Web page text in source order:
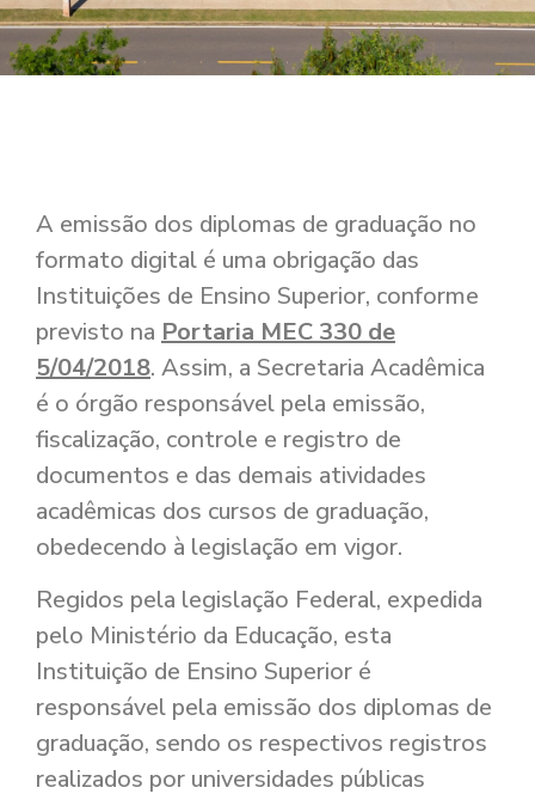
A emissão dos diplomas de graduação no
formato digital é uma obrigação das
Instituições de Ensino Superior, conforme
previsto na Portaria MEC 330 de
5/04/2018. Assim, a Secretaria Acadêmica
é o órgão responsável pela emissão,
fiscalização, controle e registro de
documentos e das demais atividades
acadêmicas dos cursos de graduação,
obedecendo à legislação em vigor.
Regidos pela legislação Federal, expedida
pelo Ministério da Educação, esta
Instituição de Ensino Superior é
responsável pela emissão dos diplomas de
graduação, sendo os respectivos registros
realizados por universidades públicas